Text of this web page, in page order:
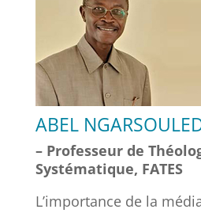
ABEL
– Professeur de
Systématique, FATES
L’importance de la